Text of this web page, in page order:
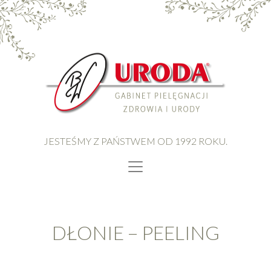
JESTEŚMY Z PAŃSTWEM OD 1992 ROKU.
DŁONIE – PEELING